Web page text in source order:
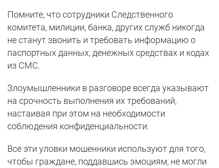
Помните, что сотрудники Следственного
комитета, милиции, банка, других служб никогда
не станут звонить и требовать информацию о
паспортных данных, денежных средствах и кодах
из СМС.
Злоумышленники в разговоре всегда указывают
на срочность выполнения их требований,
настаивая при этом на необходимости
соблюдения конфиденциальности.
Все эти уловки мошенники используют для того,
чтобы граждане, поддавшись эмоциям, не могли